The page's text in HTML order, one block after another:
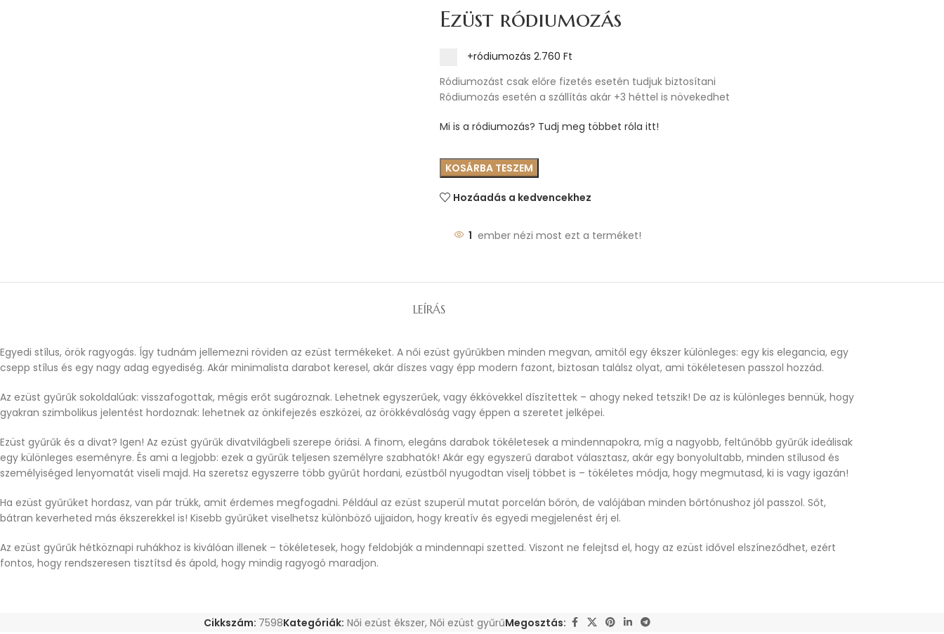
Ezüst ródiumozás
+ródiumozás 2.760 Ft
Ródiumozást csak előre fizetés esetén tudjuk biztosítani
Ródiumozás esetén a szállítás akár +3 héttel is növekedhet
Mi is a ródiumozás? Tudj meg többet róla itt!
KOSÁRBA TESZEM
Hozáadás a kedvencekhez
1 ember nézi most ezt a terméket!
LEÍRÁS
Egyedi stílus, örök ragyogás. Így tudnám jellemezni röviden az ezüst termékeket. A női ezüst gyűrűkben minden megvan, amitől egy ékszer különleges: egy kis elegancia, egy
csepp stílus és egy nagy adag egyediség. Akár minimalista darabot keresel, akár díszes vagy épp modern fazont, biztosan találsz olyat, ami tökéletesen passzol hozzád.
Az ezüst gyűrűk sokoldalúak: visszafogottak, mégis erőt sugároznak. Lehetnek egyszerűek, vagy ékkövekkel díszítettek – ahogy neked tetszik! De az is különleges bennük, hogy
gyakran szimbolikus jelentést hordoznak: lehetnek az önkifejezés eszközei, az örökkévalóság vagy éppen a szeretet jelképei.
Ezüst gyűrűk és a divat? Igen! Az ezüst gyűrűk divatvilágbeli szerepe óriási. A finom, elegáns darabok tökéletesek a mindennapokra, míg a nagyobb, feltűnőbb gyűrűk ideálisak
egy különleges eseményre. És ami a legjobb: ezek a gyűrűk teljesen személyre szabhatók! Akár egy egyszerű darabot választasz, akár egy bonyolultabb, minden stílusod és
személyiséged lenyomatát viseli majd. Ha szeretsz egyszerre több gyűrűt hordani, ezüstből nyugodtan viselj többet is – tökéletes módja, hogy megmutasd, ki is vagy igazán!
Ha ezüst gyűrűket hordasz, van pár trükk, amit érdemes megfogadni. Például az ezüst szuperül mutat porcelán bőrön, de valójában minden bőrtónushoz jól passzol. Sőt,
bátran keverheted más ékszerekkel is! Kisebb gyűrűket viselhetsz különböző ujjaidon, hogy kreatív és egyedi megjelenést érj el.
Az ezüst gyűrűk hétköznapi ruhákhoz is kiválóan illenek – tökéletesek, hogy feldobják a mindennapi szetted. Viszont ne felejtsd el, hogy az ezüst idővel elszíneződhet, ezért
fontos, hogy rendszeresen tisztítsd és ápold, hogy mindig ragyogó maradjon.
Cikkszám: 7598Kategóriák: Női ezüst ékszer, Női ezüst gyűrűMegosztás: